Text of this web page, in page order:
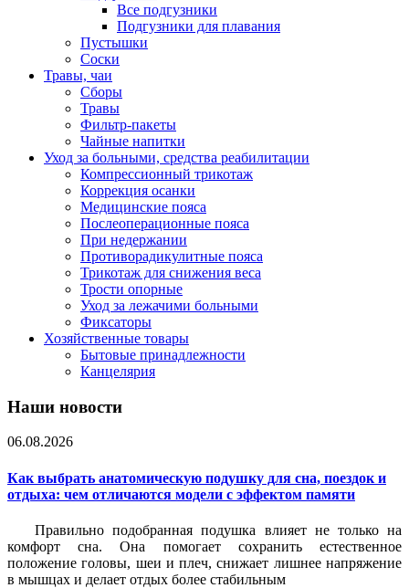
Все подгузники
Подгузники для плавания
Пустышки
Соски
Травы, чаи
Сборы
Травы
Фильтр-пакеты
Чайные напитки
Уход за больными, средства реабилитации
Компрессионный трикотаж
Коррекция осанки
Медицинские пояса
Послеоперационные пояса
При недержании
Противорадикулитные пояса
Трикотаж для снижения веса
Трости опорные
Уход за лежачими больными
Фиксаторы
Хозяйственные товары
Бытовые принадлежности
Канцелярия
Наши новости
06.08.2026
Как выбрать анатомическую подушку для сна, поездок и
отдыха: чем отличаются модели с эффектом памяти
Правильно подобранная подушка влияет не только на
комфорт сна. Она помогает сохранить естественное
положение головы, шеи и плеч, снижает лишнее напряжение
в мышцах и делает отдых более стабильным